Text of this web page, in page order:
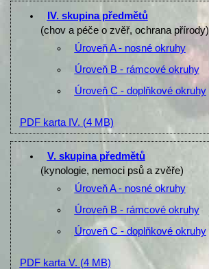
IV. skupina předmětů
(chov a péče o zvěř, ochrana přírody)
Úroveň A - nosné okruhy
Úroveň B - rámcové okruhy
Úroveň C - doplňkové okruhy
PDF karta IV. (4 MB)
V. skupina předmětů
(kynologie, nemoci psů a zvěře)
Úroveň A - nosné okruhy
Úroveň B - rámcové okruhy
Úroveň C - doplňkové okruhy
PDF karta V. (4 MB)